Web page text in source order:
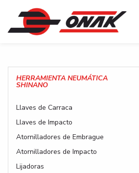
Pasar al contenido principal
HERRAMIENTA NEUMÁTICA
SHINANO
Llaves de Carraca
Llaves de Impacto
Atornilladores de Embrague
Atornilladores de Impacto
Lijadoras